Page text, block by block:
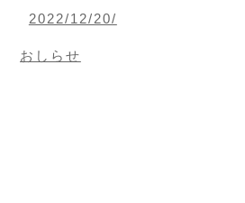
2022/12/20/
おしらせ